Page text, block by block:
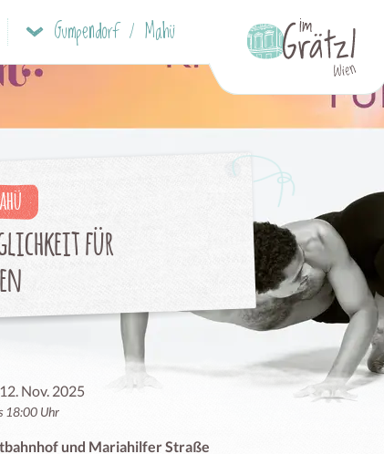
Gumpendorf / Mahü
für
Nov. 2025
18:00 Uhr
und Mariahilfer Straße